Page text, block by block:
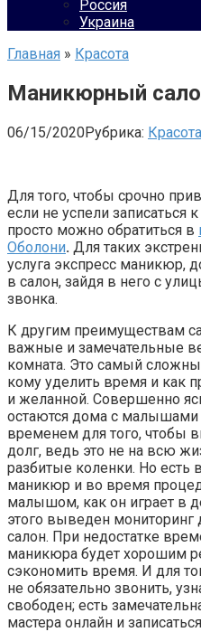
Россия
Украина
Главная » Красота
Маникюрный
06/15/2020Рубрика: Красота
Для того, чтобы срочно
если не успели записаться
просто можно обратиться в
Оболони. Для таких
услуга экспресс маникюр,
в салон, зайдя в него с
звонка.
К другим преимуществам
важные и замечательные
комната. Это самый
кому уделить время и как
и желанной. Совершенно
остаются дома с
временем для того, чтобы
долг, ведь это не на всю
разбитые коленки. Но есть
маникюр и во время
малышом, как он играет в
этого выведен мониторинг
салон. При недостатке
маникюра будет хорошим
сэкономить время. И для
не обязательно звонить,
свободен; есть
мастера онлайн и